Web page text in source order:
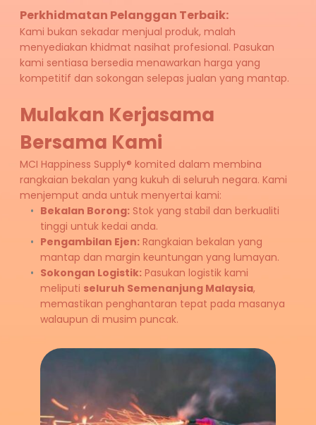
Perkhidmatan Pelanggan Terbaik:
Kami bukan sekadar menjual produk, malah
menyediakan khidmat nasihat profesional. Pasukan
kami sentiasa bersedia menawarkan harga yang
kompetitif dan sokongan selepas jualan yang mantap.
Mulakan Kerjasama
Bersama Kami
MCI Happiness Supply® komited dalam membina
rangkaian bekalan yang kukuh di seluruh negara. Kami
menjemput anda untuk menyertai kami:
Bekalan Borong: Stok yang stabil dan berkualiti
tinggi untuk kedai anda.
Pengambilan Ejen: Rangkaian bekalan yang
mantap dan margin keuntungan yang lumayan.
Sokongan Logistik: Pasukan logistik kami
meliputi seluruh Semenanjung Malaysia,
memastikan penghantaran tepat pada masanya
walaupun di musim puncak.